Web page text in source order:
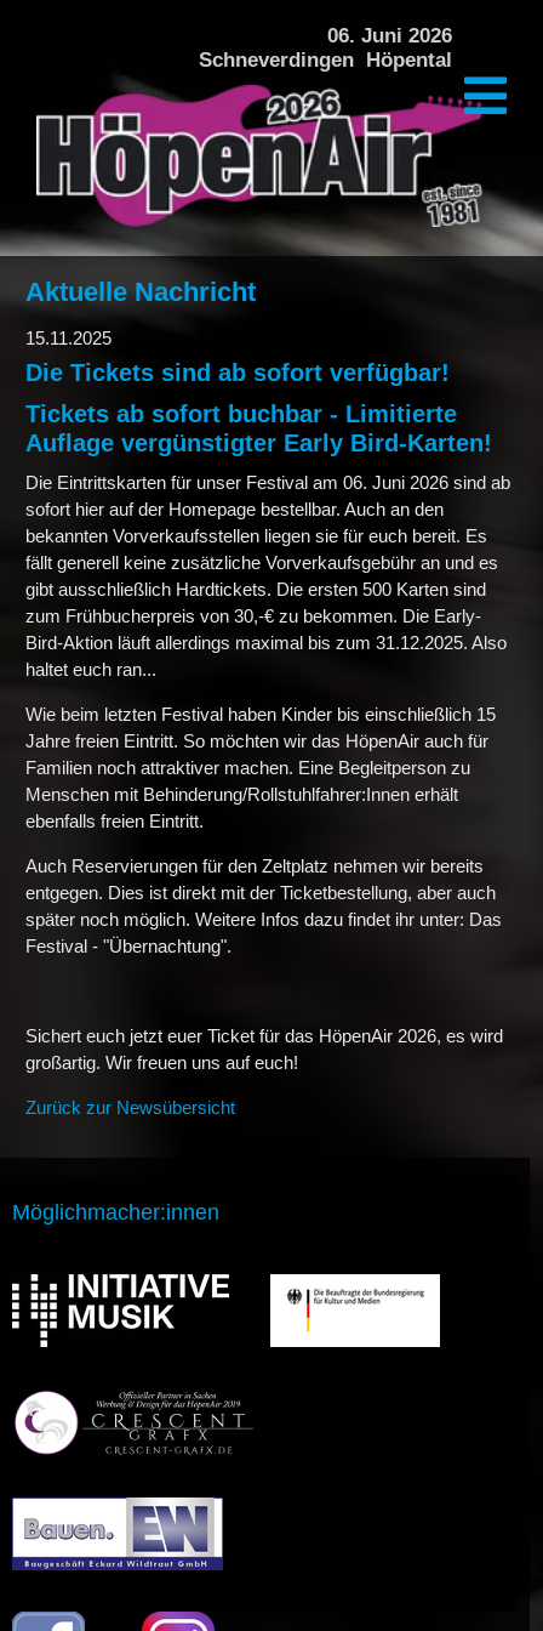
06. Juni 2026
Schneverdingen Höpental
Aktuelle Nachricht
15.11.2025
Die Tickets sind ab sofort verfügbar!
Tickets ab sofort buchbar - Limitierte
Auflage vergünstigter Early Bird-Karten!
Die Eintrittskarten für unser Festival am 06. Juni 2026 sind ab
sofort hier auf der Homepage bestellbar. Auch an den
bekannten Vorverkaufsstellen liegen sie für euch bereit. Es
fällt generell keine zusätzliche Vorverkaufsgebühr an und es
gibt ausschließlich Hardtickets. Die ersten 500 Karten sind
zum Frühbucherpreis von 30,-€ zu bekommen. Die Early-
Bird-Aktion läuft allerdings maximal bis zum 31.12.2025. Also
haltet euch ran...
Wie beim letzten Festival haben Kinder bis einschließlich 15
Jahre freien Eintritt. So möchten wir das HöpenAir auch für
Familien noch attraktiver machen. Eine Begleitperson zu
Menschen mit Behinderung/Rollstuhlfahrer:Innen erhält
ebenfalls freien Eintritt.
Auch Reservierungen für den Zeltplatz nehmen wir bereits
entgegen. Dies ist direkt mit der Ticketbestellung, aber auch
später noch möglich. Weitere Infos dazu findet ihr unter: Das
Festival - "Übernachtung".
Sichert euch jetzt euer Ticket für das HöpenAir 2026, es wird
großartig. Wir freuen uns auf euch!
Zurück zur Newsübersicht
Möglichmacher:innen
PREISE + VERPFLEGUNG
ÜBERNACHTUNG
KINDERPROGRAMM
HISTORIE
GALERIE HÖPENAIR 2022